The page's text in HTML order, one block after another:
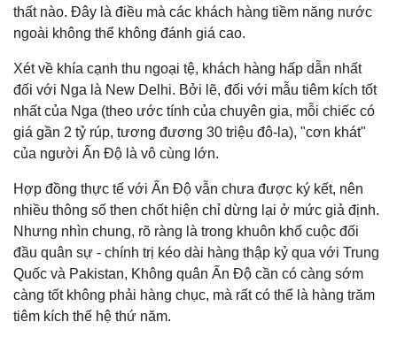
thất nào. Đây là điều mà các khách hàng tiềm năng nước
ngoài không thể không đánh giá cao.
Xét về khía cạnh thu ngoại tệ, khách hàng hấp dẫn nhất
đối với Nga là New Delhi. Bởi lẽ, đối với mẫu tiêm kích tốt
nhất của Nga (theo ước tính của chuyên gia, mỗi chiếc có
giá gần 2 tỷ rúp, tương đương 30 triệu đô-la), "cơn khát"
của người Ấn Độ là vô cùng lớn.
Hợp đồng thực tế với Ấn Độ vẫn chưa được ký kết, nên
nhiều thông số then chốt hiện chỉ dừng lại ở mức giả định.
Nhưng nhìn chung, rõ ràng là trong khuôn khổ cuộc đối
đầu quân sự - chính trị kéo dài hàng thập kỷ qua với Trung
Quốc và Pakistan, Không quân Ấn Độ cần có càng sớm
càng tốt không phải hàng chục, mà rất có thể là hàng trăm
tiêm kích thế hệ thứ năm.